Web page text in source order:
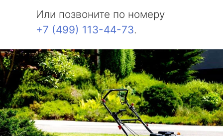
Или позвоните по номеру
+7 (499) 113-44-73.